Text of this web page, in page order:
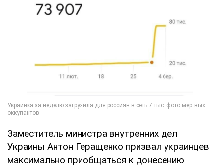
Заместитель министра внутренних дел
Украины Антон Геращенко призвал украинцев
максимально приобщаться к донесению